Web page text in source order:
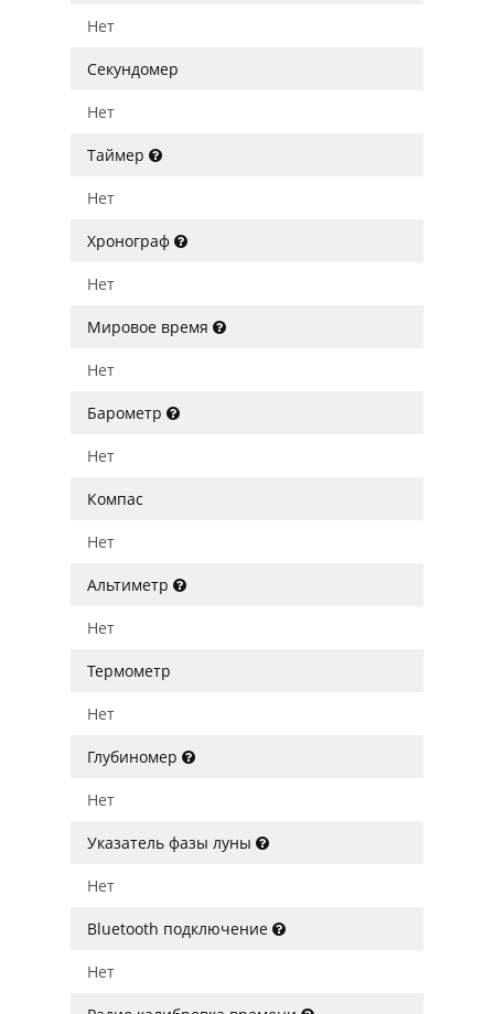
Нет
Секундомер
Нет
Таймер
Нет
Хронограф
Нет
Мировое время
Нет
Барометр
Нет
Компас
Нет
Альтиметр
Нет
Термометр
Нет
Глубиномер
Нет
Указатель фазы луны
Нет
Bluetooth подключение
Нет